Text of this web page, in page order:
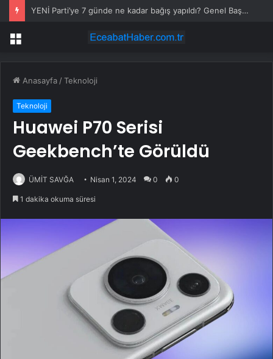
YENİ Parti’ye 7 günde ne kadar bağış yapıldı? Genel Başkan Yardımcısı açıkladı
Menü
Anasayfa /Teknoloji
Teknoloji
Huawei P70 Serisi
Geekbench’te Görüldü
ÜMİT SAVĞA Nisan 1, 2024 0 0
1 dakika okuma süresi